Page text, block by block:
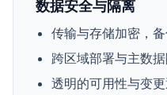
数据安全与隔离
传输与存储加密，
跨区域部署与主数
透明的可用性与变